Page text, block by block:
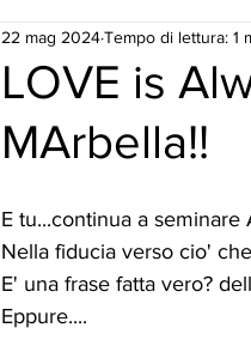
LOVE is
MArbella!!
22 mag 2024Tempo di lettura: 1
E tu...continua a seminare
Nella fiducia verso cio'
E' una frase fatta vero?
Eppure....